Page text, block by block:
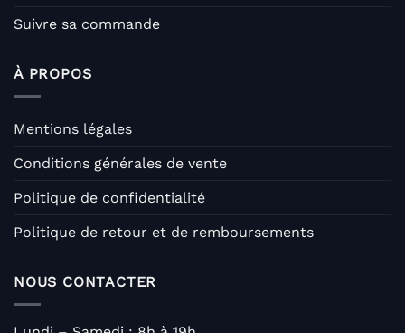
Suivre sa commande
À PROPOS
Mentions légales
Conditions générales de vente
Politique de confidentialité
Politique de retour et de remboursements
NOUS CONTACTER